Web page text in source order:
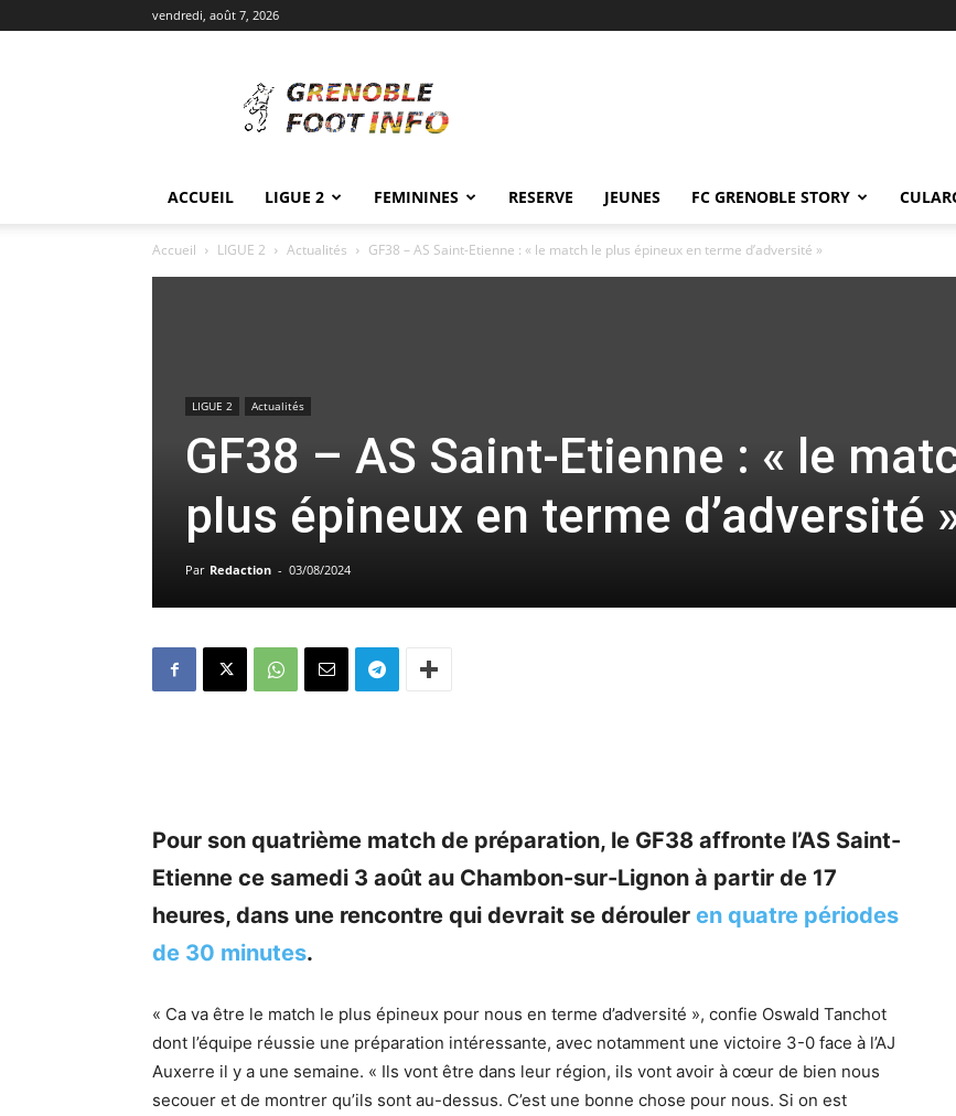
vendredi, août 7, 2026
Foot
Info
ACCUEIL LIGUE 2 FEMININES RESERVE JEUNES FC GRENOBLE STORY
Accueil LIGUE 2 Actualités GF38 – AS Saint-Etienne : « le match le plus épineux en terme d’adversité »
LIGUE 2 Actualités
GF38 – AS Saint-Etienne : « le
plus épineux en terme d’adversité
Par Redaction - 03/08/2024
Pour son quatrième match de préparation, le GF38 affronte l’AS Saint-
Etienne ce samedi 3 août au Chambon-sur-Lignon à partir de 17
heures, dans une rencontre qui devrait se dérouler en quatre périodes
de 30 minutes.
« Ca va être le match le plus épineux pour nous en terme d’adversité », confie Oswald Tanchot
dont l’équipe réussie une préparation intéressante, avec notamment une victoire 3-0 face à l’AJ
Auxerre il y a une semaine. « Ils vont être dans leur région, ils vont avoir à cœur de bien nous
secouer et de montrer qu’ils sont au-dessus. C’est une bonne chose pour nous. Si on est